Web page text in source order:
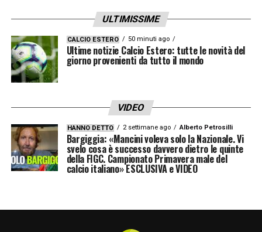
ULTIMISSIME
CALCIO ESTERO 50 minuti ago
Ultime notizie Calcio Estero: tutte le novità del
giorno provenienti da tutto il mondo
VIDEO
HANNO DETTO 2 settimane ago Alberto Petrosilli
Bargiggia: «Mancini voleva solo la Nazionale. Vi
svelo cosa è successo davvero dietro le quinte
della FIGC. Campionato Primavera male del
calcio italiano» ESCLUSIVA e VIDEO